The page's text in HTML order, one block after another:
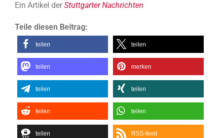
Ein Artikel derStuttgarter Nachrichten
Teile diesen Beitrag:
teilen teilen
teilen merken
teilen teilen
teilen teilen
teilen RSS-feed